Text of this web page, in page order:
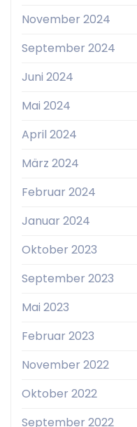
November 2024
September 2024
Juni 2024
Mai 2024
April 2024
März 2024
Februar 2024
Januar 2024
Oktober 2023
September 2023
Mai 2023
Februar 2023
November 2022
Oktober 2022
September 2022